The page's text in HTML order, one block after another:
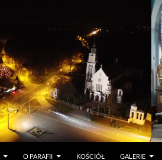
O PARAFII KOŚCIÓŁ GALERIE